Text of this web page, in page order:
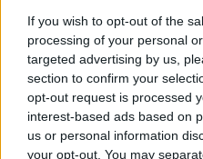
If you wish to opt-out of the
processing of your personal
targeted advertising by us,
section to confirm your
opt-out request is processed
interest-based ads based on
us or personal information
your opt-out. You may
Magyar Péter
miniszterelnök
miniszterelnök-
őt a kormányüléseken
eseményeken. „Orbán